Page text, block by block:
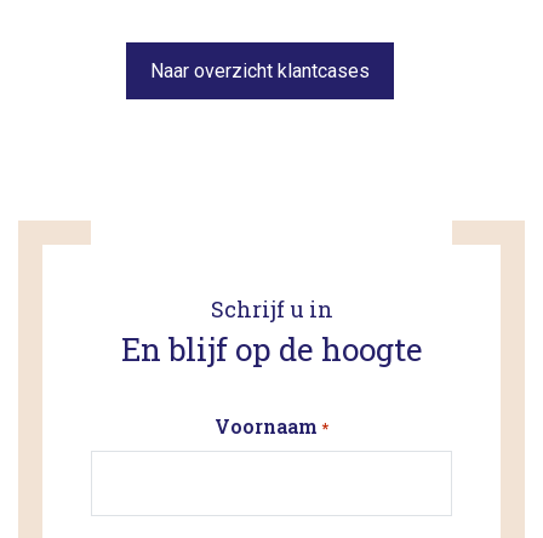
Naar overzicht klantcases
Schrijf u in
En blijf op de hoogte
Voornaam *